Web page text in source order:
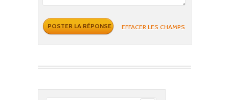
EFFACER LES CHAMPS